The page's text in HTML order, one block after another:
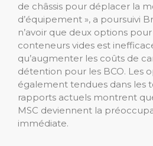
de châssis pour déplacer la
d’équipement », a poursuivi
n’avoir que deux options
conteneurs vides est
qu’augmenter les coûts de
détention pour les BCO. Les
également tendues dans les
rapports actuels montrent
MSC deviennent la
immédiate.